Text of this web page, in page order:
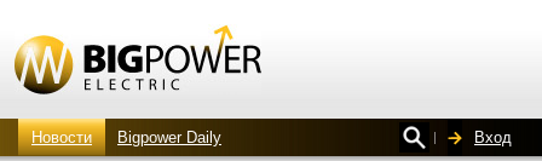
Новости Bigpower Daily Вход